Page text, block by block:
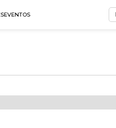
EVENTOS